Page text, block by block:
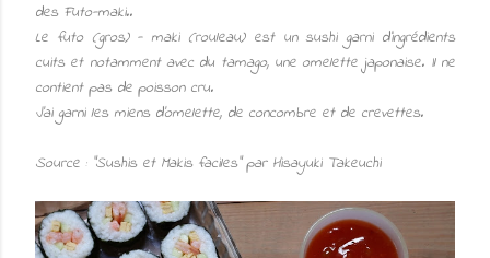
des Futo-maki..
Le futo (gros) - maki (rouleau) est un sushi garni d’ingrédients
cuits et notamment avec du tamago, une omelette japonaise. Il ne
contient pas de poisson cru.
J'ai garni les miens d'omelette, de concombre et de crevettes.
Source : "Sushis et Makis faciles" par Hisayuki Takeuchi